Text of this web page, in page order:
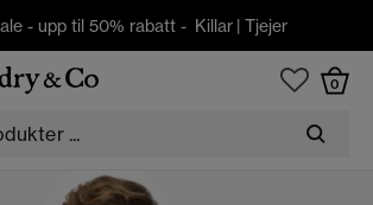
- upp til 50% rabatt - Killar| Tjejer
0